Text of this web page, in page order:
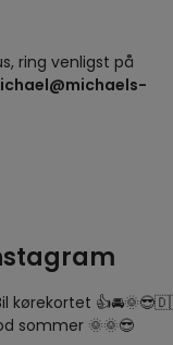
ring venligst på